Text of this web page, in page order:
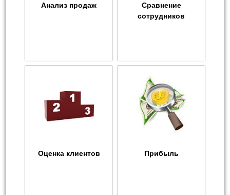
Анализ продаж
Сравнение
сотрудников
Оценка клиентов Прибыль